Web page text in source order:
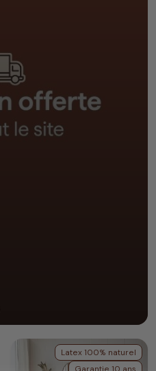
Latex 100% naturel
Garantie 10 ans